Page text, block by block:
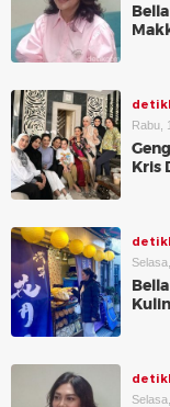
Rabu,
Kris